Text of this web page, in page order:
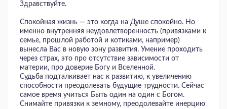
Здравствуйте.
Спокойная жизнь — это когда на Душе спокойно. Но
именно внутренняя неудовлетворенность (привязками к
семье, прошлой работой и котиками, например)
вынесла Вас в новую зону развития. Умение проходить
через страх, это про отсутствие зависимости от
материи, про доверие Богу и Вселенной.
Судьба подталкивает нас к развитию, к увеличению
способности преодолевать будущие трудности. Сейчас
самое время учиться Быть один на один с Богом.
Снимайте привязки к земному, преодолевайте инерцию